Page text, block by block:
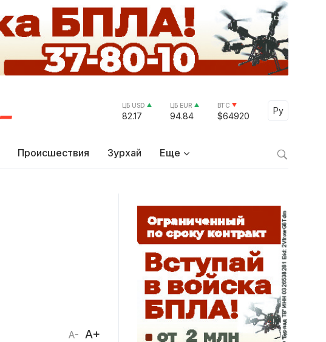
ЦБ USD
82.17
ЦБ EUR
94.84
BTC
$64920
Ру
Select
Происшествия Зурхай Еще
A- A+